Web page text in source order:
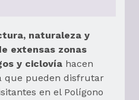
naturaleza y
extensas zonas
y ciclovía hacen
que pueden disfrutar
en el Polígono